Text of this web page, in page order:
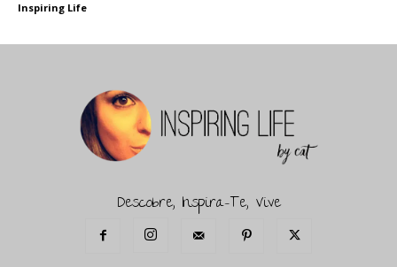
Inspiring Life
Descobre, Inspira-Te, Vive